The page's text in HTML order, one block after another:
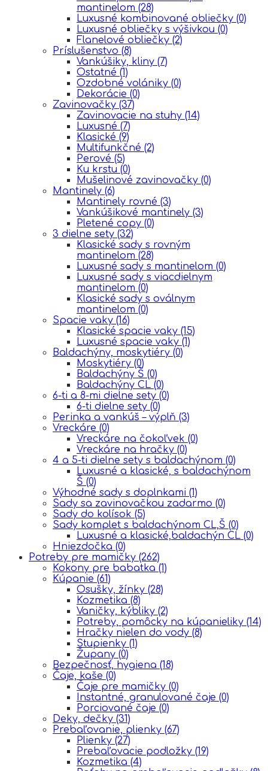
mantinelom (28)
Luxusné kombinované obliečky (0)
Luxusné obliečky s výšivkou (0)
Flanelové obliečky (2)
Príslušenstvo (8)
Vankúšiky, kliny (7)
Ostatné (1)
Ozdobné volániky (0)
Dekorácie (0)
Zavinovačky (37)
Zavinovacie na stuhy (14)
Luxusné (7)
Klasické (9)
Multifunkčné (2)
Perové (5)
Ku krstu (0)
Mušelinové zavinovačky (0)
Mantinely (6)
Mantinely rovné (3)
Vankúšikové mantinely (3)
Pletené copy (0)
3 dielne sety (32)
Klasické sady s rovným
mantinelom (28)
Luxusné sady s mantinelom (0)
Luxusné sady s viacdielnym
mantinelom (0)
Klasické sady s oválnym
mantinelom (0)
Spacie vaky (16)
Klasické spacie vaky (15)
Luxusné spacie vaky (1)
Baldachýny, moskytiéry (0)
Moskytiéry (0)
Baldachýny Š (0)
Baldachýny CL (0)
6-ti a 8-mi dielne sety (0)
6-ti dielne sety (0)
Perinka a vankúš – výplň (3)
Vreckáre (0)
Vreckáre na čokoľvek (0)
Vreckáre na hračky (0)
4 a 5-ti dielne sety s baldachýnom (0)
Luxusné a klasické, s baldachýnom
Š (0)
Výhodné sady s doplnkami (1)
Sady sa zavinovačkou zadarmo (0)
Sady do kolísok (5)
Sady komplet s baldachýnom CL,Š (0)
Luxusné a klasické,baldachýn CL (0)
Hniezdočka (0)
Potreby pre mamičky (262)
Kokony pre babatka (1)
Kúpanie (61)
Osušky, žínky (28)
Kozmetika (8)
Vaničky, kýbliky (2)
Potreby, pomôcky na kúpanieliky (14)
Hračky nielen do vody (8)
Stupienky (1)
Župany (0)
Bezpečnosť, hygiena (18)
Čaje, kaše (0)
Čaje pre mamičky (0)
Instantné, granulované čaje (0)
Porciované čaje (0)
Deky, dečky (31)
Prebaľovanie, plienky (67)
Plienky (27)
Prebaľovacie podložky (19)
Kozmetika (4)